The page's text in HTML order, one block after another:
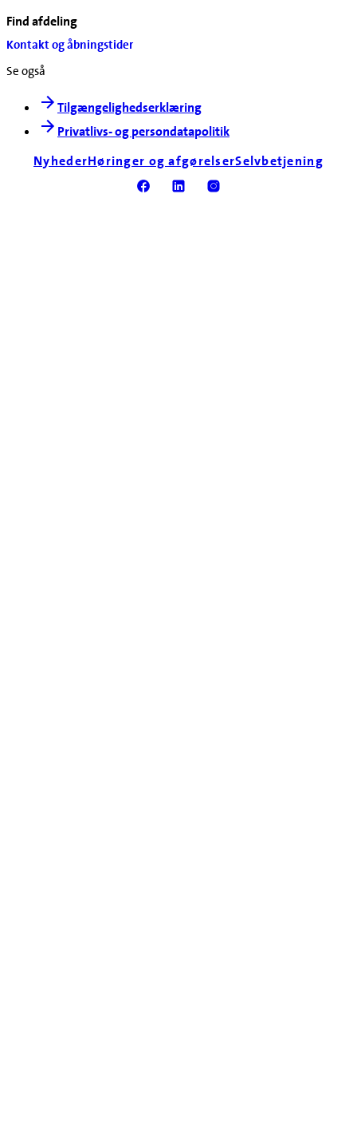
Find afdeling
Kontakt og åbningstider
Se også
Tilgængelighedserklæring
Privatlivs- og persondatapolitik
NyhederHøringer og afgørelserSelvbetjening